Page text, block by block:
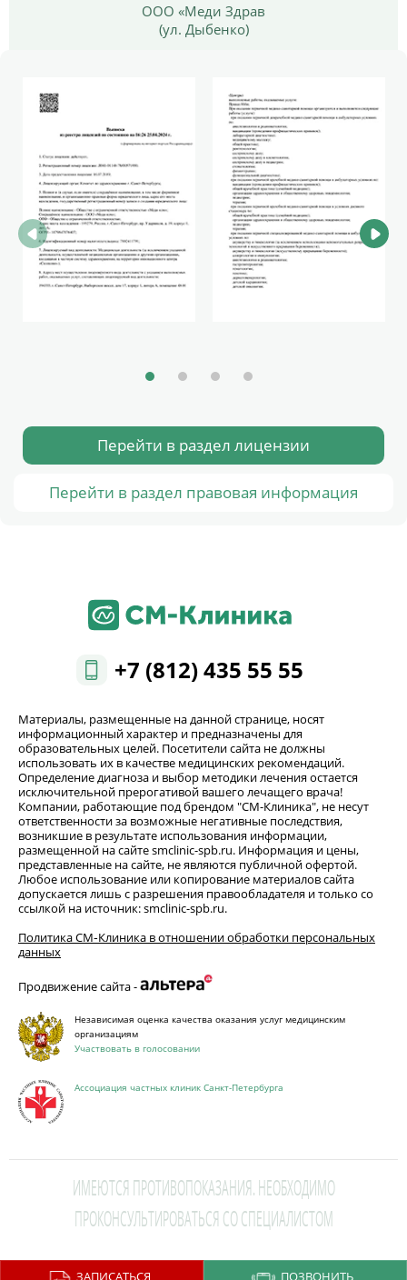
ЗАПИСАТЬСЯ ПОЗВОНИТЬ
ООО «Меди Здрав
(ул. Дыбенко)
Перейти в раздел лицензии
Перейти в раздел правовая информация
+7 (812) 435 55 55
Материалы, размещенные на данной странице, носят
информационный характер и предназначены для
образовательных целей. Посетители сайта не должны
использовать их в качестве медицинских рекомендаций.
Определение диагноза и выбор методики лечения остается
исключительной прерогативой вашего лечащего врача!
Компании, работающие под брендом "СМ-Клиника", не несут
ответственности за возможные негативные последствия,
возникшие в результате использования информации,
размещенной на сайте smclinic-spb.ru. Информация и цены,
представленные на сайте, не являются публичной офертой.
Любое использование или копирование материалов сайта
допускается лишь с разрешения правообладателя и только со
ссылкой на источник: smclinic-spb.ru.
Политика СМ‑Клиника в отношении обработки персональных
данных
Продвижение сайта -
Независимая оценка качества оказания услуг медицинским
организациям
Участвовать в голосовании
Ассоциация частных клиник Санкт-Петербурга
ИМЕЮТСЯ ПРОТИВОПОКАЗАНИЯ. НЕОБХОДИМО
ПРОКОНСУЛЬТИРОВАТЬСЯ СО СПЕЦИАЛИСТОМ
This site is protected by reCAPTCHA and the Google